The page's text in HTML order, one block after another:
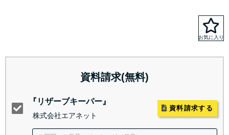
資料請求(無料)
『リザーブキーパー』
株式会社エアネット
資料請求する